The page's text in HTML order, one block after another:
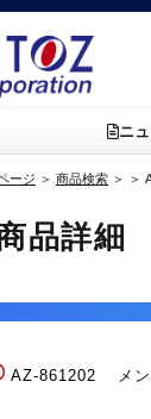
ニ
ージ ＞ 商品検索 ＞ ＞
品詳細
AZ-861202 メ